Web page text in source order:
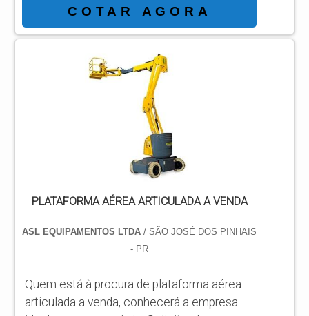
propriedade podendo lançar como
despesas as faturas sem necessidade de
imobilização e se dedicar nas operações
fins de sua empresa com foco sobre o
melhor aproveitamento do uso da
PLATAFORMAS AÉREAS Plataforma
articulada GTZZ18J; Plataforma telecópica
GTBZ27; Plataforma tesoura GTJZ10;
Plataforma articulada GT...
COTAR AGORA
PLATAFORMA AÉREA ARTICULADA A VENDA
ASL EQUIPAMENTOS LTDA/ SÃO JOSÉ DOS PINHAIS
- PR
Quem está à procura de plataforma aérea
articulada a venda, conhecerá a empresa